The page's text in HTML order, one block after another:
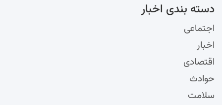
دسته‌ بندی اخبار
اجتماعی
اخبار
اقتصادی
حوادث
سلامت